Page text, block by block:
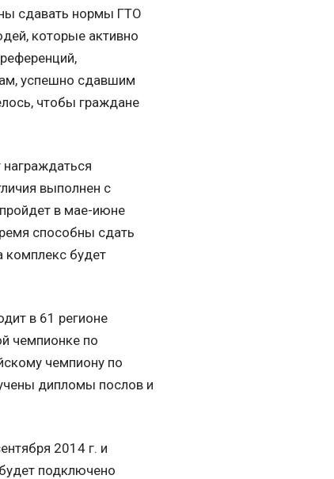
сдавать нормы ГТО
которые активно
успешно сдавшим
чтобы граждане
выполнен с
в мае-июне
способны сдать
комплекс будет
в 61 регионе
чемпионке по
чемпиону по
дипломы послов и
2014 г. и
подключено